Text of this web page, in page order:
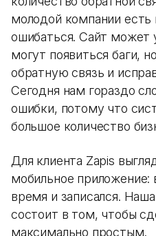
молодой компании есть
ошибаться. Сайт может
могут появиться баги,
обратную связь и
Сегодня нам гораздо
ошибки, потому что
большое количество
Для клиента Zapis
мобильное приложение:
время и записался.
состоит в том, чтобы
максимально простым.